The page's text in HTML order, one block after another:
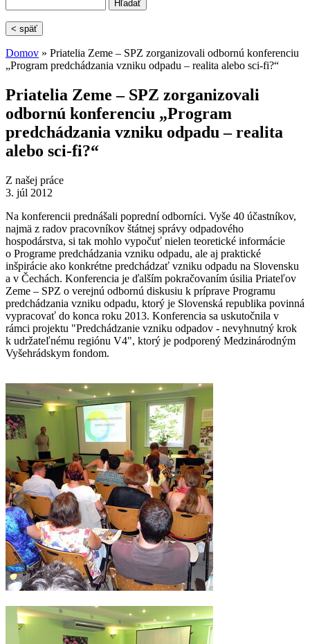
Vyhľadávanie
< späť
Nachádzate sa tu
Domov » Priatelia Zeme – SPZ zorganizovali odbornú konferenciu
„Program predchádzania vzniku odpadu – realita alebo sci-fi?“
Priatelia Zeme – SPZ zorganizovali
odbornú konferenciu „Program
predchádzania vzniku odpadu – realita
alebo sci-fi?“
Z našej práce
3. júl 2012
Na konferencii prednášali poprední odborníci. Vyše 40 účastníkov,
najmä z radov pracovníkov štátnej správy odpadového
hospodárstva, si tak mohlo vypočuť nielen teoretické informácie
o Programe predchádzania vzniku odpadu, ale aj praktické
inšpirácie ako konkrétne predchádzať vzniku odpadu na Slovensku
a v Čechách. Konferencia je ďalším pokračovaním úsilia Priateľov
Zeme – SPZ o verejnú odbornú diskusiu k príprave Programu
predchádzania vzniku odpadu, ktorý je Slovenská republika povinná
vypracovať do konca roku 2013. Konferencia sa uskutočnila v
rámci projektu "Predchádzanie vzniku odpadov - nevyhnutný krok
k udržateľnému regiónu V4", ktorý je podporený Medzinárodným
Vyšehrádskym fondom.